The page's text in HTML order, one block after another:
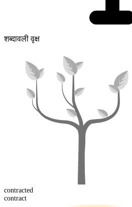
शब्दावली वृक्ष
contracted
contract